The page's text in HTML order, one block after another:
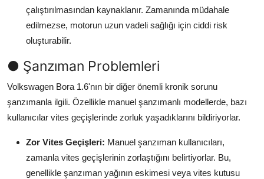
çalıştırılmasından kaynaklanır. Zamanında müdahale
edilmezse, motorun uzun vadeli sağlığı için ciddi risk
oluşturabilir.
● Şanzıman Problemleri
Volkswagen Bora 1.6'nın bir diğer önemli kronik sorunu
şanzımanla ilgili. Özellikle manuel şanzımanlı modellerde, bazı
kullanıcılar vites geçişlerinde zorluk yaşadıklarını bildiriyorlar.
Zor Vites Geçişleri: Manuel şanzıman kullanıcıları,
zamanla vites geçişlerinin zorlaştığını belirtiyorlar. Bu,
genellikle şanzıman yağının eskimesi veya vites kutusu